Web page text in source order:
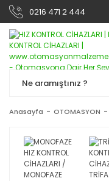
0216 471 2 444
Anasayfa OTOMASYON